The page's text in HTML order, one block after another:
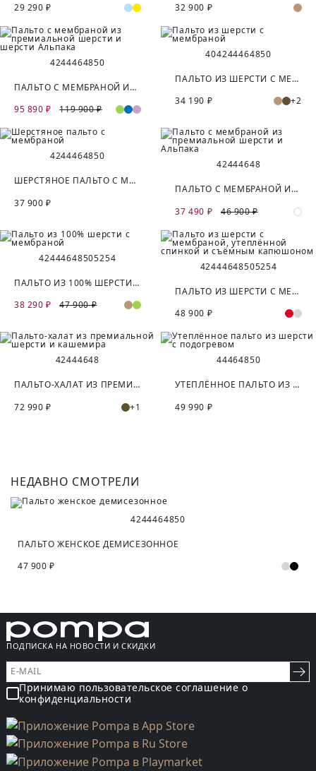
29 290 ₽
32 900 ₽
4244464850
ПАЛЬТО С МЕМБРАНОЙ ИЗ ПРЕМИАЛЬНОЙ ШЕРСТИ И ШЕРСТИ АЛЬПАКА
95 890 ₽
119 900 ₽
404244464850
ПАЛЬТО ИЗ ШЕРСТИ С МЕМБРАНОЙ
34 190 ₽
+2
4244464850
ШЕРСТЯНОЕ ПАЛЬТО С МЕМБРАНОЙ
37 900 ₽
42444648
ПАЛЬТО С МЕМБРАНОЙ ИЗ ПРЕМИАЛЬНОЙ ШЕРСТИ И АЛЬПАКА
37 490 ₽
46 900 ₽
42444648505254
ПАЛЬТО ИЗ 100% ШЕРСТИ С МЕМБРАНОЙ
38 290 ₽
47 900 ₽
42444648505254
ПАЛЬТО ИЗ ШЕРСТИ С МЕМБРАНОЙ, УТЕПЛЁННОЙ СПИНКОЙ И СЪЁМНЫМ КАПЮШОНОМ
48 900 ₽
42444648
ПАЛЬТО-ХАЛАТ ИЗ ПРЕМИАЛЬНОЙ ШЕРСТИ И КАШЕМИРА
72 990 ₽
+1
44464850
УТЕПЛЁННОЕ ПАЛЬТО ИЗ ШЕРСТИ С ПОДОГРЕВОМ
49 990 ₽
НЕДАВНО СМОТРЕЛИ
4244464850
ПАЛЬТО ЖЕНСКОЕ ДЕМИСЕЗОННОЕ
47 900 ₽
ПОДПИСКА НА НОВОСТИ И СКИДКИ
Принимаю пользовательское соглашение о
конфиденциальности